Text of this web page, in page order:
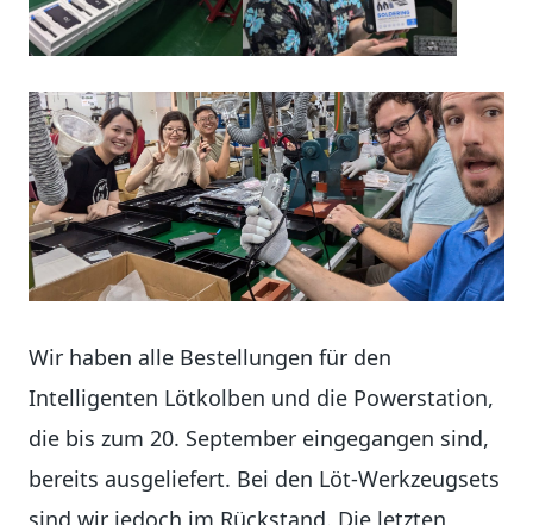
Wir haben alle Bestellungen für den
Intelligenten Lötkolben und die Powerstation,
die bis zum 20. September eingegangen sind,
bereits ausgeliefert. Bei den Löt-Werkzeugsets
sind wir jedoch im Rückstand. Die letzten